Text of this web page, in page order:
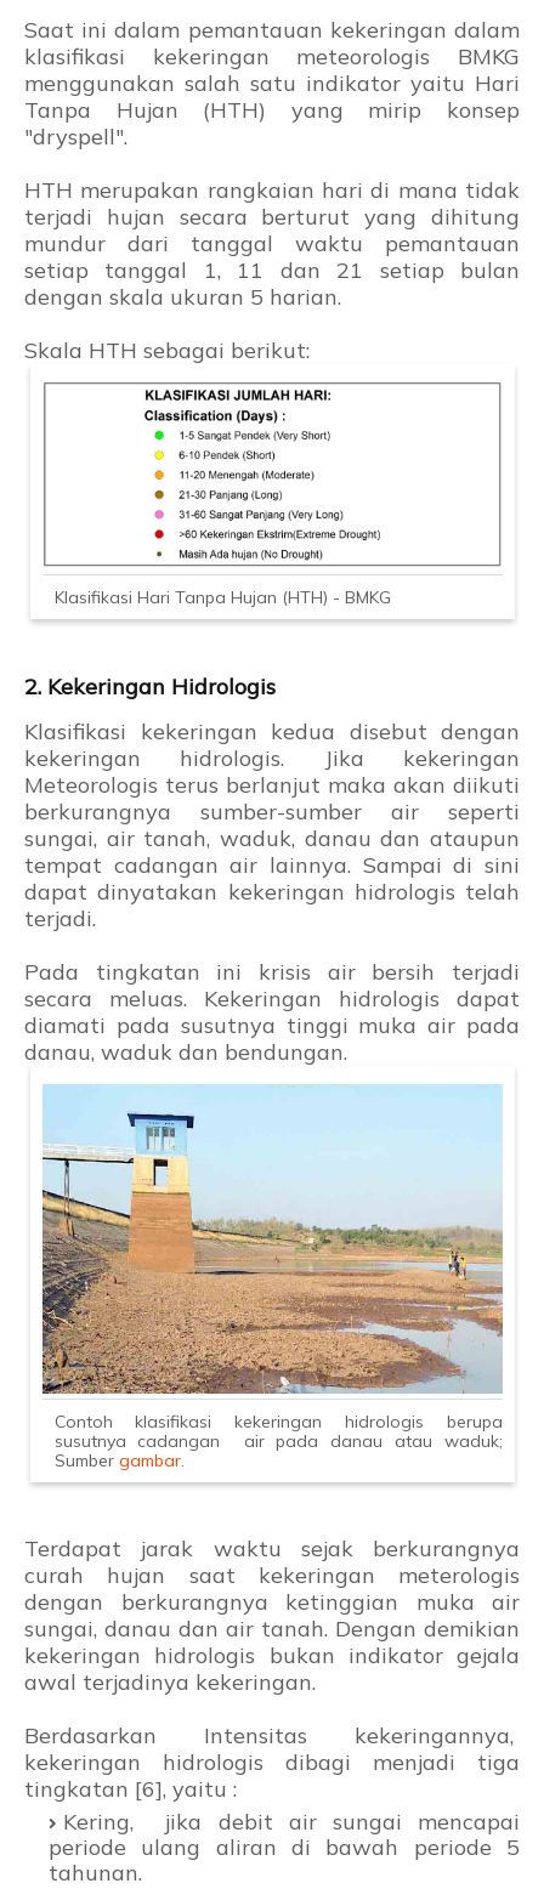
Saat ini dalam pemantauan kekeringan dalam
klasifikasi kekeringan meteorologis BMKG
menggunakan salah satu indikator yaitu Hari
Tanpa Hujan (HTH) yang mirip konsep
"dryspell".
HTH merupakan rangkaian hari di mana tidak
terjadi hujan secara berturut yang dihitung
mundur dari tanggal waktu pemantauan
setiap tanggal 1, 11 dan 21 setiap bulan
dengan skala ukuran 5 harian.
Skala HTH sebagai berikut:
Klasifikasi Hari Tanpa Hujan (HTH) - BMKG
2. Kekeringan Hidrologis
Klasifikasi kekeringan kedua disebut dengan
kekeringan hidrologis. Jika kekeringan
Meteorologis terus berlanjut maka akan diikuti
berkurangnya sumber-sumber air seperti
sungai, air tanah, waduk, danau dan ataupun
tempat cadangan air lainnya. Sampai di sini
dapat dinyatakan kekeringan hidrologis telah
terjadi.
Pada tingkatan ini krisis air bersih terjadi
secara meluas. Kekeringan hidrologis dapat
diamati pada susutnya tinggi muka air pada
danau, waduk dan bendungan.
Contoh klasifikasi kekeringan hidrologis berupa
susutnya cadangan air pada danau atau waduk;
Sumber gambar.
Terdapat jarak waktu sejak berkurangnya
curah hujan saat kekeringan meterologis
dengan berkurangnya ketinggian muka air
sungai, danau dan air tanah. Dengan demikian
kekeringan hidrologis bukan indikator gejala
awal terjadinya kekeringan.
Berdasarkan Intensitas kekeringannya,
kekeringan hidrologis dibagi menjadi tiga
tingkatan [6], yaitu :
Kering, jika debit air sungai mencapai
periode ulang aliran di bawah periode 5
tahunan.